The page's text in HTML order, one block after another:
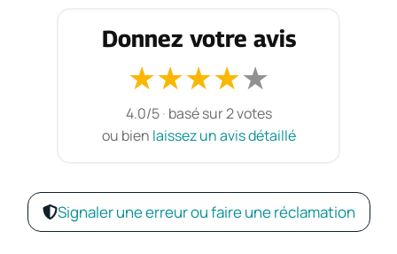
Donnez votre avis
★★★★★
4.0/5· basé sur 2 votes
ou bien laissez un avis détaillé
Signaler une erreur ou faire une réclamation